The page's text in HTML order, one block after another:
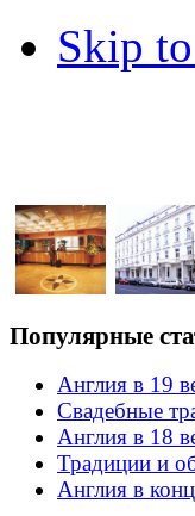
Skip
Популярные
Англия в 19
Свадебные
Англия в 18
Традиции и
Англия в